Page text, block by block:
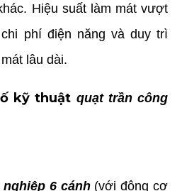
Hiệu suất làm mát vượt
phí điện năng và duy trì
lâu dài.
kỹ thuật quạt trần công
6 cánh(với động cơ